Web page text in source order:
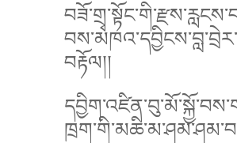
བརྟོལ།།